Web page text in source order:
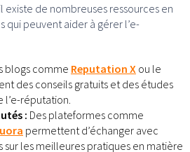
existe de nombreuses ressources en
qui peuvent aider à gérer l’e-
blogs comme Reputation X ou le
des conseils gratuits et des études
l’e-réputation.
: Des plateformes comme
permettent d’échanger avec
sur les meilleures pratiques en matière